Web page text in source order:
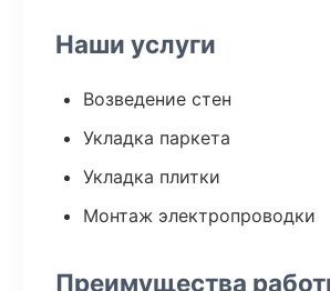
Наши услуги
Возведение стен
Укладка паркета
Укладка плитки
Монтаж электропроводки
Преимущества